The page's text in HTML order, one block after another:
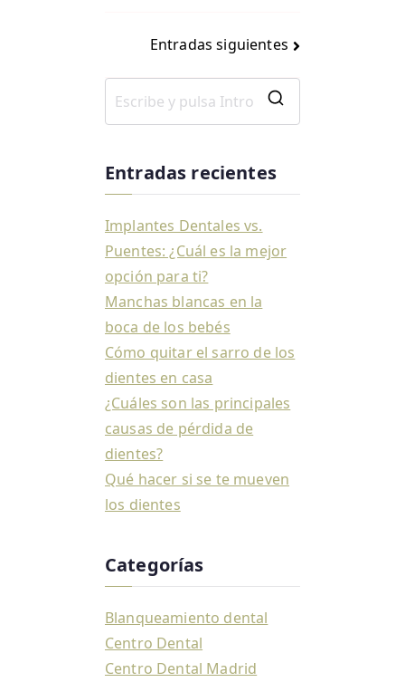
Entradas siguientes
Entradas recientes
Implantes Dentales vs.
Puentes: ¿Cuál es la mejor
opción para ti?
Manchas blancas en la
boca de los bebés
Cómo quitar el sarro de los
dientes en casa
¿Cuáles son las principales
causas de pérdida de
dientes?
Qué hacer si se te mueven
los dientes
Categorías
Blanqueamiento dental
Centro Dental
Centro Dental Madrid